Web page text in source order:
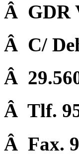
Â GDR
Â C/
Â
Â Tlf.
Â Fax.